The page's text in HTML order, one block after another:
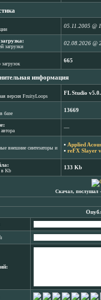
05.11.2005 @
загрузки
02.08.2026 @
665
информация
версия FruityLoops
FL Studio
базе
13669
―
внешние синтезаторы и
▪ Applied
▪ reFX Slayer
в Kb
133 Kb
Скачал, послушал